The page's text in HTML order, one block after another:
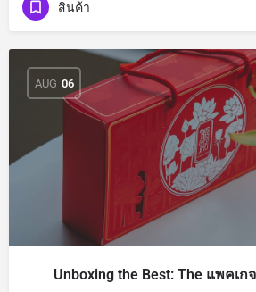
สินค้า
AUG 06
Unboxing the Best: The แพคเก